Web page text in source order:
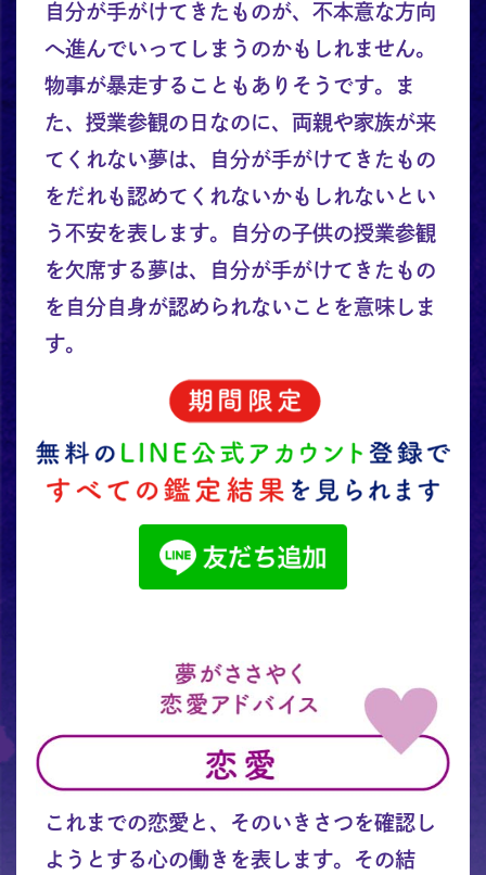
自分が手がけてきたものが、不本意な方向
へ進んでいってしまうのかもしれません。
物事が暴走することもありそうです。ま
た、授業参観の日なのに、両親や家族が来
てくれない夢は、自分が手がけてきたもの
をだれも認めてくれないかもしれないとい
う不安を表します。自分の子供の授業参観
を欠席する夢は、自分が手がけてきたもの
を自分自身が認められないことを意味しま
す。
これまでの恋愛と、そのいきさつを確認し
ようとする心の働きを表します。その結